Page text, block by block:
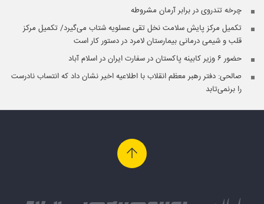
چرخه تندروی در برابر آرمان مشروطه
تکمیل مرکز پایش سلامت نخل تقی عسلویه شتاب می‌گیرد/ تکمیل مرکز
قلب و شیمی درمانی بیمارستان لامرد در دستور کار است
حضور ۶ وزیر کابینه پاکستان در سفارت ایران در اسلام آباد
صالحی: دفتر رهبر معظم انقلاب با اطلاعیه اخیر نشان داد که انتساب نادرست
را برنمی‌تابد